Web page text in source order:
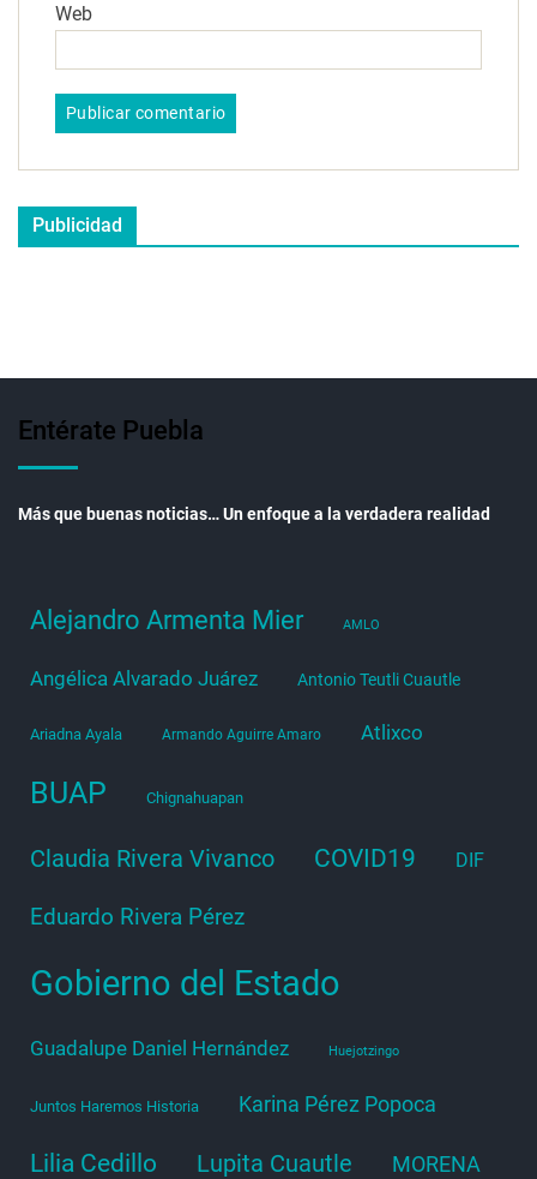
Web
Publicidad
Entérate Puebla
Más que buenas noticias… Un enfoque a la verdadera realidad
Alejandro Armenta Mier AMLO
Angélica Alvarado Juárez Antonio Teutli Cuautle
Ariadna Ayala Armando Aguirre Amaro Atlixco
BUAP Chignahuapan
Claudia Rivera Vivanco COVID19 DIF
Eduardo Rivera Pérez
Gobierno del Estado
Guadalupe Daniel Hernández Huejotzingo
Juntos Haremos Historia Karina Pérez Popoca
Lilia Cedillo Lupita Cuautle MORENA